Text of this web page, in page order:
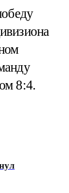
8:4.